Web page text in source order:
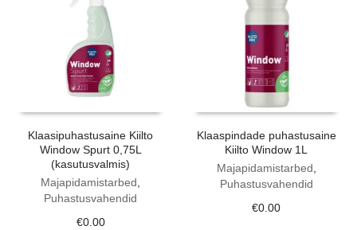
Klaasipuhastusaine Kiilto
Window Spurt 0,75L
(kasutusvalmis)
Majapidamistarbed
Puhastusvahendid
€0.00
Klaaspindade puhastusaine
Kiilto Window 1L
Majapidamistarbed
Puhastusvahendid
€0.00